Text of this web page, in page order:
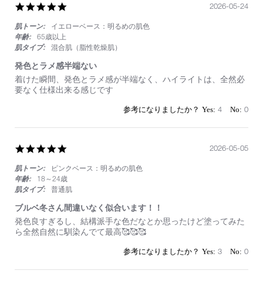
rating
肌トーン:
イエローベース：明るめの肌色
年齢:
65歳以上
肌タイプ:
混合肌（脂性乾燥肌）
発色とラメ感半端ない
Review
by
2026
review
stating
ラ
感
端
な
い
着けた瞬間、発色とラメ感が半端なく、ハイライトは、全然必
要なく仕様出来る感じです
2026-05-24
4 0
rating
肌トーン:
ピンクベース：明るめの肌色
年齢:
18～24歳
肌タイプ:
普通肌
ブルベ冬さん間違いなく似合います！！
Review
by
2026
review
stating
冬
発色良すぎるし、結構派手な色だなとか思ったけど塗ってみた
ら全然自然に馴染んでて最高🥰🥰🥰
2026-05-05
3 0